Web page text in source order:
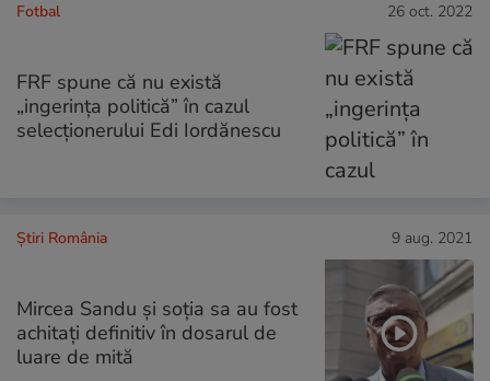
Fotbal 26 oct. 2022
FRF spune că nu există
„ingerinţa politică” în cazul
selecționerului Edi Iordănescu
Știri România 9 aug. 2021
Mircea Sandu și soția sa au fost
achitați definitiv în dosarul de
luare de mită